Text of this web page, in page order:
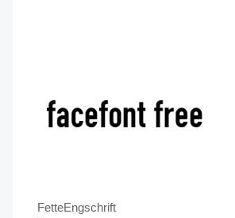
FetteEngschrift